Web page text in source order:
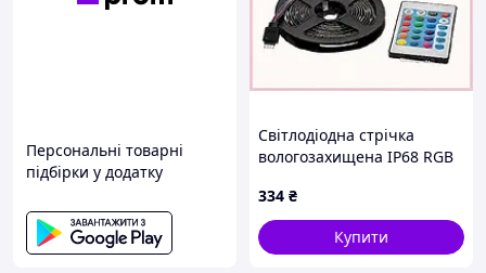
Персональні товарні
підбірки у додатку
Світлодіодна стрічка
вологозахищена IP68 RGB
334 ₴
Купити